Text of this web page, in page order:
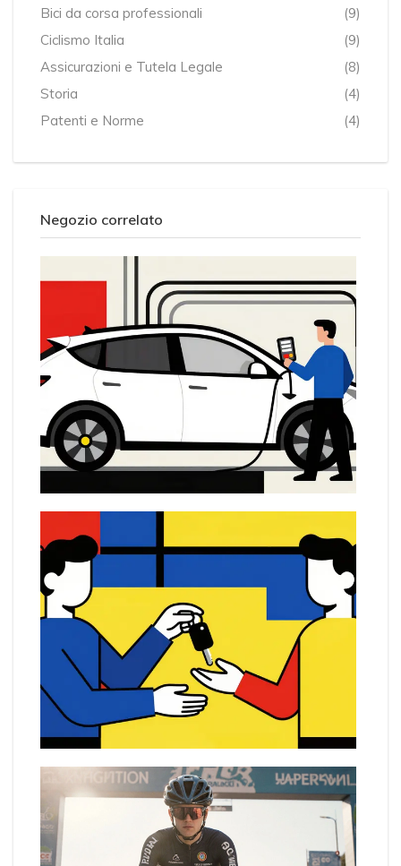
Bici da corsa professionali
(9)
Ciclismo Italia
(9)
Assicurazioni e Tutela Legale
(8)
Storia
(4)
Patenti e Norme
(4)
Negozio correlato